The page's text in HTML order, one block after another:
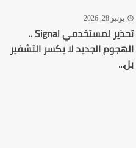
يونيو 28, 2026
تحذير لمستخدمي Signal ..
الهجوم الجديد لا يكسر التشفير
بل...